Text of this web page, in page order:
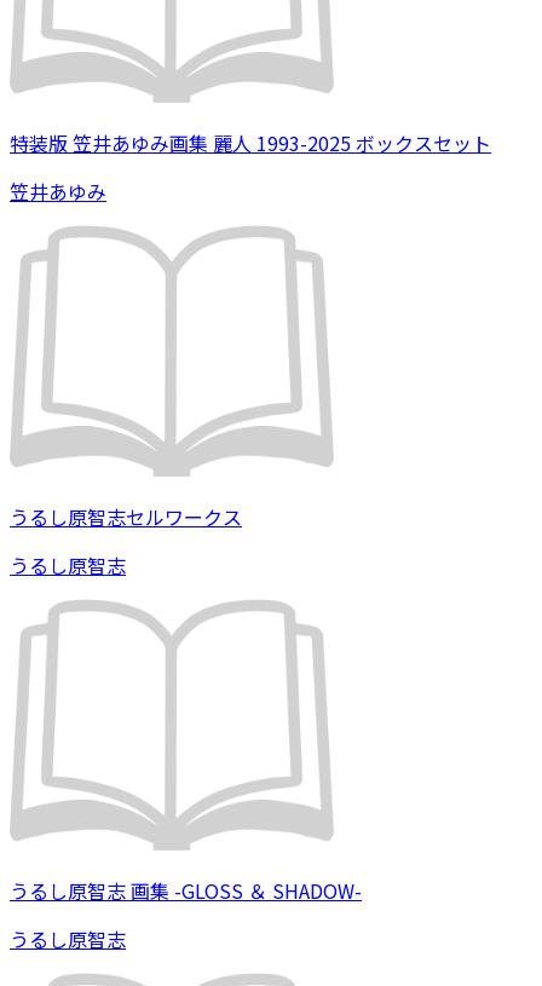
特装版 笠井あゆみ画集 麗人 1993-2025 ボックスセット
笠井あゆみ
うるし原智志セルワークス
うるし原智志
うるし原智志 画集 -GLOSS ＆ SHADOW-
うるし原智志